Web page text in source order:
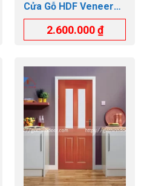
Cửa Gỗ HDF Veneer
GTD.2A-WALNUT
2.600.000₫